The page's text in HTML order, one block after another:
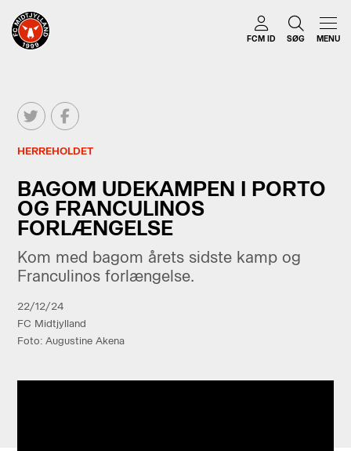
FCM ID SØG MENU
HERREHOLDET
BAGOM UDEKAMPEN I PORTO
OG FRANCULINOS
FORLÆNGELSE
Kom med bagom årets sidste kamp og
Franculinos forlængelse.
22/12/24
FC Midtjylland
Foto: Augustine Akena